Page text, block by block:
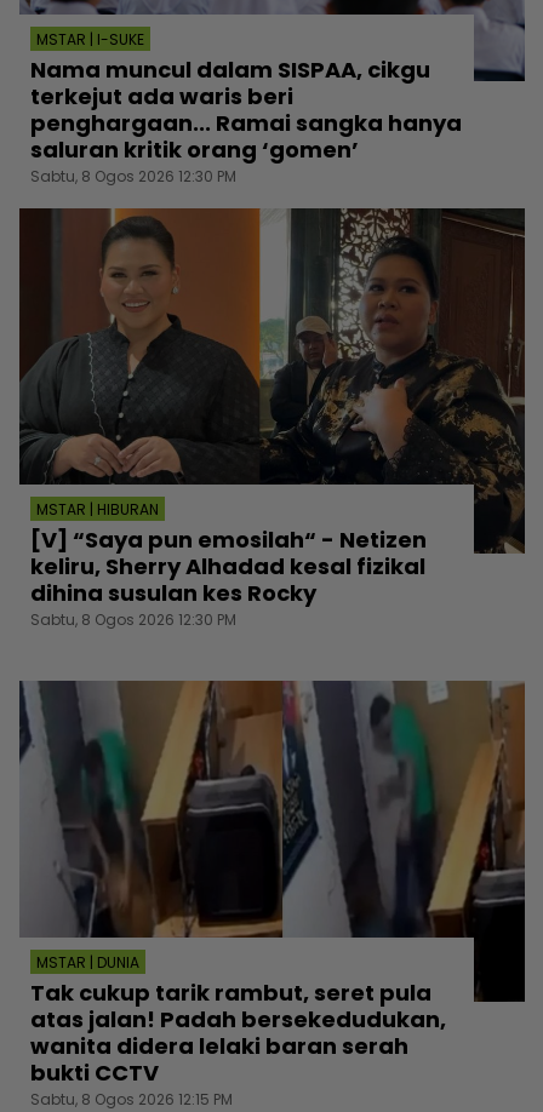
MSTAR | I-SUKE
Nama muncul dalam SISPAA, cikgu
terkejut ada waris beri
penghargaan... Ramai sangka hanya
saluran kritik orang ‘gomen’
Sabtu, 8 Ogos 2026 12:30 PM
MSTAR | HIBURAN
[V] “Saya pun emosilah“ - Netizen
keliru, Sherry Alhadad kesal fizikal
dihina susulan kes Rocky
Sabtu, 8 Ogos 2026 12:30 PM
MSTAR | DUNIA
Tak cukup tarik rambut, seret pula
atas jalan! Padah bersekedudukan,
wanita didera lelaki baran serah
bukti CCTV
Sabtu, 8 Ogos 2026 12:15 PM